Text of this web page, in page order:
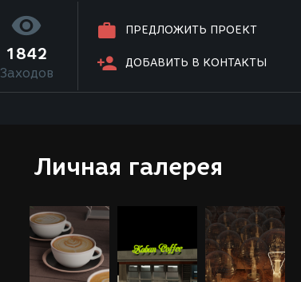
ПРЕДЛОЖИТЬ ПРОЕКТ
ДОБАВИТЬ В КОНТАКТЫ
1842
Заходов
Личная галерея